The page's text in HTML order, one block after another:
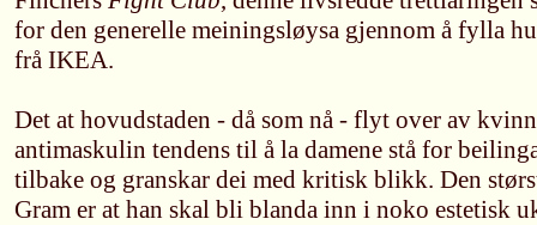
for den generelle meiningsløysa gjennom å fylla
frå IKEA.
Det at hovudstaden - då som nå - flyt over av
antimaskulin tendens til å la damene stå for
tilbake og granskar dei med kritisk blikk. Den
Gram er at han skal bli blanda inn i noko estetisk